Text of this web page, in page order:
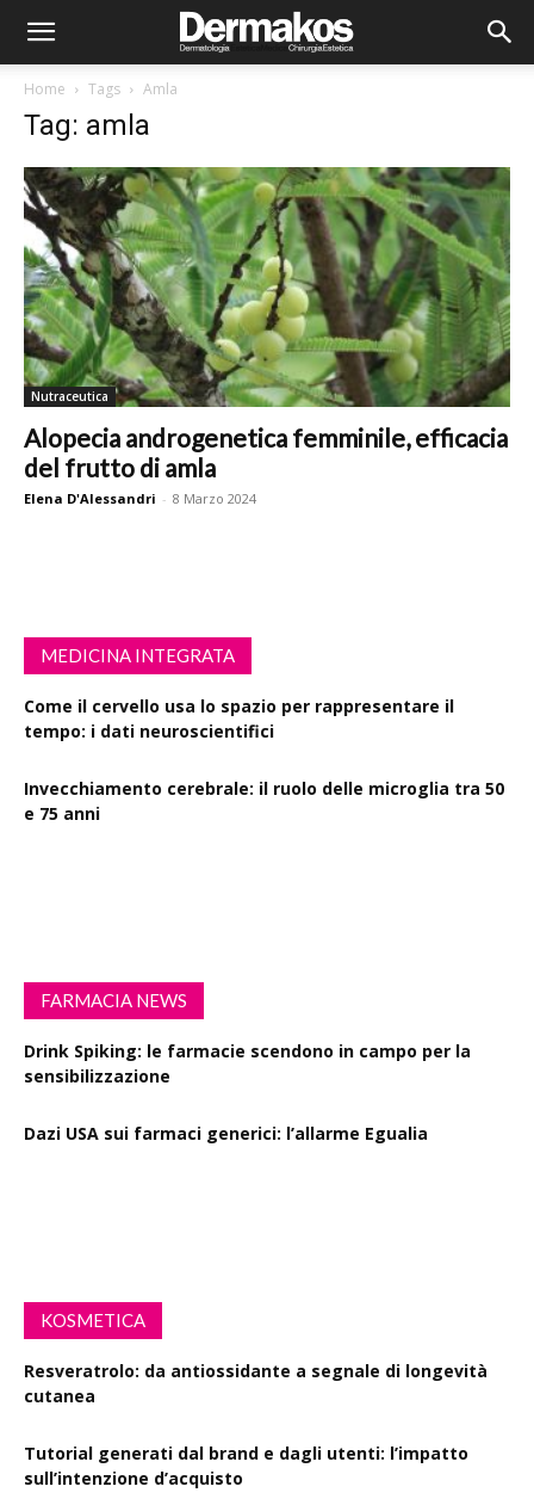
Home Tags Amla
Tag: amla
Nutraceutica
Alopecia androgenetica femminile, efficacia
del frutto di amla
Elena D'Alessandri - 8 Marzo 2024
MEDICINA INTEGRATA
Come il cervello usa lo spazio per rappresentare il
tempo: i dati neuroscientifici
Invecchiamento cerebrale: il ruolo delle microglia tra 50
e 75 anni
FARMACIA NEWS
Drink Spiking: le farmacie scendono in campo per la
sensibilizzazione
Dazi USA sui farmaci generici: l’allarme Egualia
KOSMETICA
Resveratrolo: da antiossidante a segnale di longevità
cutanea
Tutorial generati dal brand e dagli utenti: l’impatto
sull’intenzione d’acquisto